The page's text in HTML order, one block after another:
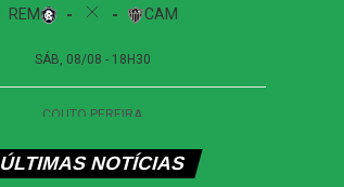
ÚLTIMAS NOTÍCIAS